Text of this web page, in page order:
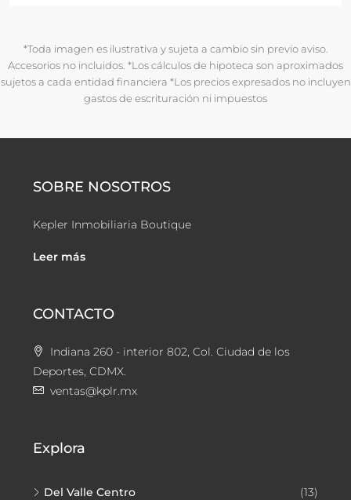
*Toda imagen es ilustrativa y sujeta a cambio sin previo aviso.
Accesorios no incluidos. *Los cálculos de hipoteca son aproximados
sujetos a cada entidad financiera *Los precios expresados no incluyen
gastos de escrituración ni impuestos
SOBRE NOSOTROS
Kepler Inmobiliaria Boutique
Leer más
CONTACTO
Indiana 260 - interior 802, Col. Ciudad de los
Deportes, CDMX.
ventas@kplr.mx
Explora
Del Valle Centro (13)